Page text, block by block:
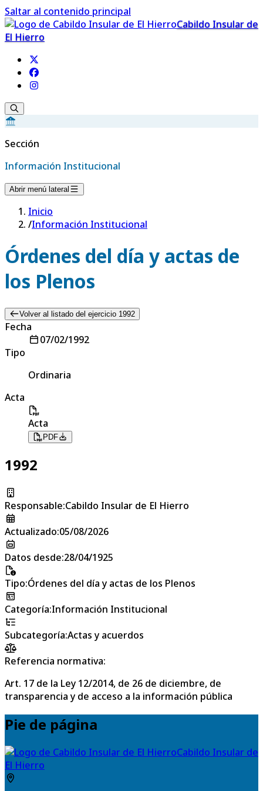
Saltar al contenido principal
Cabildo Insular de
El Hierro
Sección
Información Institucional
Abrir menú lateral
Inicio
/Información Institucional
Órdenes del día y actas de
los Plenos
Volver al listado del ejercicio 1992
Fecha
07/02/1992
Tipo
Ordinaria
Acta
Acta
PDF
1992
Responsable:Cabildo Insular de El Hierro
Actualizado:05/08/2026
Datos desde:28/04/1925
Tipo:Órdenes del día y actas de los Plenos
Categoría:Información Institucional
Subcategoría:Actas y acuerdos
Referencia normativa:
Art. 17 de la Ley 12/2014, de 26 de diciembre, de
transparencia y de acceso a la información pública
Pie de página
Cabildo Insular de
El Hierro